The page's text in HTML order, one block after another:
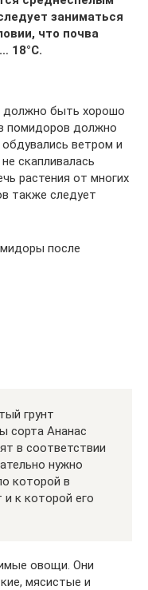
заниматься
что почва
18°С.
быть хорошо
помидоров должно
ветром и
скапливалась
растения от многих
также следует
после
грунт
сорта Ананас
в соответствии
нужно
которой в
к которой его
овощи. Они
мясистые и